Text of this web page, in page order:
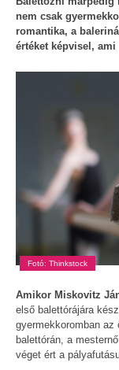
nem csak
romantika, a
értéket képvisel,
Fotó: Thinkstock
Amikor Miskovitz
első balettórájára
gyermekkoromban
balettórán, a
véget ért a